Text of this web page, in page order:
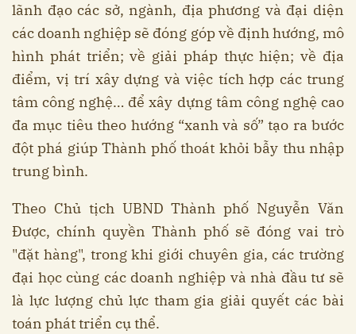
lãnh đạo các sở, ngành, địa phương và đại diện
các doanh nghiệp sẽ đóng góp về định hướng, mô
hình phát triển; về giải pháp thực hiện; về địa
điểm, vị trí xây dựng và việc tích hợp các trung
tâm công nghệ… để xây dựng tâm công nghệ cao
đa mục tiêu theo hướng “xanh và số” tạo ra bước
đột phá giúp Thành phố thoát khỏi bẫy thu nhập
trung bình.
Theo Chủ tịch UBND Thành phố Nguyễn Văn
Được, chính quyền Thành phố sẽ đóng vai trò
"đặt hàng", trong khi giới chuyên gia, các trường
đại học cùng các doanh nghiệp và nhà đầu tư sẽ
là lực lượng chủ lực tham gia giải quyết các bài
toán phát triển cụ thể.